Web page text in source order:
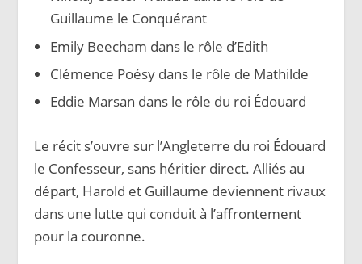
Guillaume le Conquérant
Emily Beecham dans le rôle d’Edith
Clémence Poésy dans le rôle de Mathilde
Eddie Marsan dans le rôle du roi Édouard
Le récit s’ouvre sur l’Angleterre du roi Édouard
le Confesseur, sans héritier direct. Alliés au
départ, Harold et Guillaume deviennent rivaux
dans une lutte qui conduit à l’affrontement
pour la couronne.